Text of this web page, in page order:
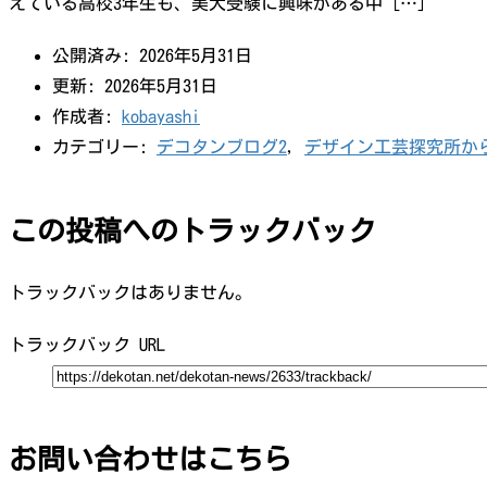
公開済み: 2026年5月31日
更新: 2026年5月31日
作成者:
kobayashi
カテゴリー: デコタンブログ2, デザイン工芸探究所か
この投稿へのトラックバック
トラックバックはありません。
トラックバック URL
お問い合わせはこちら